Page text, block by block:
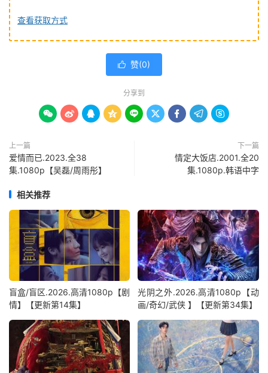
查看获取方式
 赞(0)
分享到
        
上一篇
爱情而已.2023.全38
集.1080p【吴磊/周雨彤】
下一篇
情定大饭店.2001.全20
集.1080p.韩语中字
相关推荐
盲盒/盲区.2026.高清1080p【剧
情】【更新第14集】
光阴之外.2026.高清1080p【动
画/奇幻/武侠 】【更新第34集】